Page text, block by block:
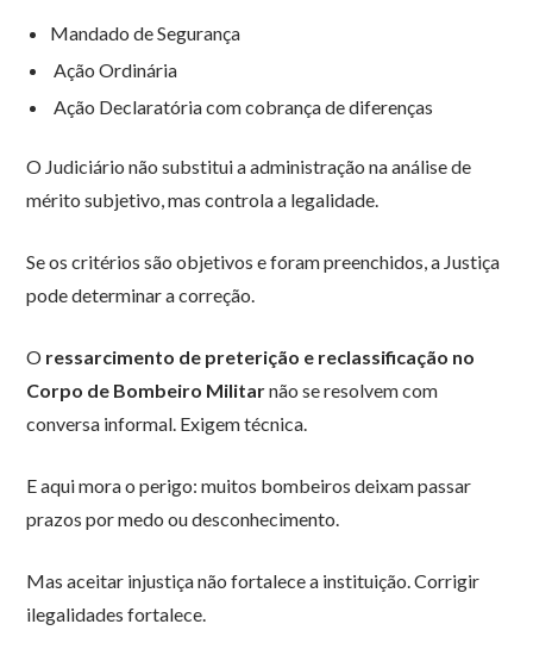
Mandado de Segurança
Ação Ordinária
Ação Declaratória com cobrança de diferenças
O Judiciário não substitui a administração na análise de
mérito subjetivo, mas controla a legalidade.
Se os critérios são objetivos e foram preenchidos, a Justiça
pode determinar a correção.
O ressarcimento de preterição e reclassificação no
Corpo de Bombeiro Militarnão se resolvem com
conversa informal. Exigem técnica.
E aqui mora o perigo: muitos bombeiros deixam passar
prazos por medo ou desconhecimento.
Mas aceitar injustiça não fortalece a instituição. Corrigir
ilegalidades fortalece.